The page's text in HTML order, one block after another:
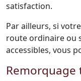
satisfaction.
Par ailleurs, si
route ordinaire ou
accessibles, vous
Remorquage